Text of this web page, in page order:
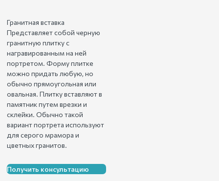
Гранитная вставка
Представляет собой черную
гранитную плитку с
награвированным на ней
портретом. Форму плитке
можно придать любую, но
обычно прямоугольная или
овальная. Плитку вставляют в
памятник путем врезки и
склейки. Обычно такой
вариант портрета используют
для серого мрамора и
цветных гранитов.
Получить консультацию